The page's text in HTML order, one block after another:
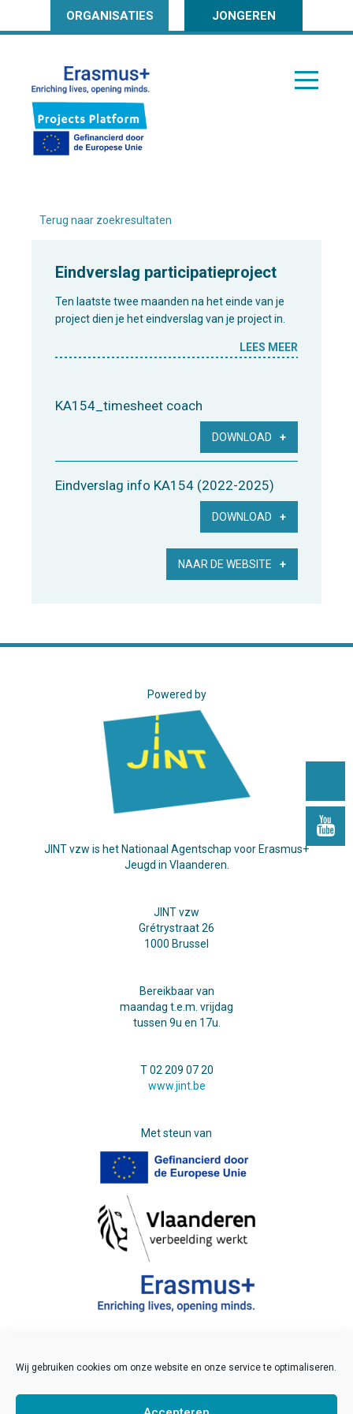
Wij gebruiken cookies om onze website en onze service te optimaliseren.
ORGANISATIES JONGEREN
Terug naar zoekresultaten
Eindverslag participatieproject
Ten laatste twee maanden na het einde van je
project dien je het eindverslag van je project in.
LEES MEER
KA154_timesheet coach
DOWNLOAD
Eindverslag info KA154 (2022-2025)
DOWNLOAD
NAAR DE WEBSITE
Powered by
JINT vzw is het Nationaal Agentschap voor Erasmus+
Jeugd in Vlaanderen.
JINT vzw
Grétrystraat 26
1000 Brussel
Bereikbaar van
maandag t.e.m. vrijdag
tussen 9u en 17u.
T 02 209 07 20
www.jint.be
Met steun van
©2021 JINT vzw
Veelgestelde vragen